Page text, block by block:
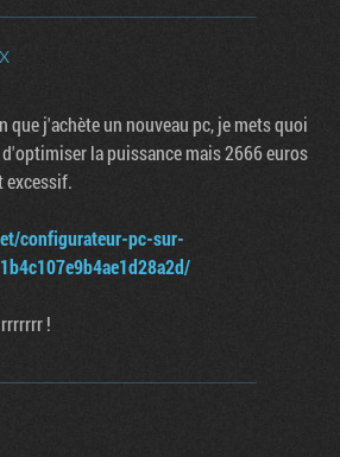
que j'achète un nouveau pc, je mets quoi
la puissance mais 2666 euros
excessif.
configurateur-pc-sur-
!